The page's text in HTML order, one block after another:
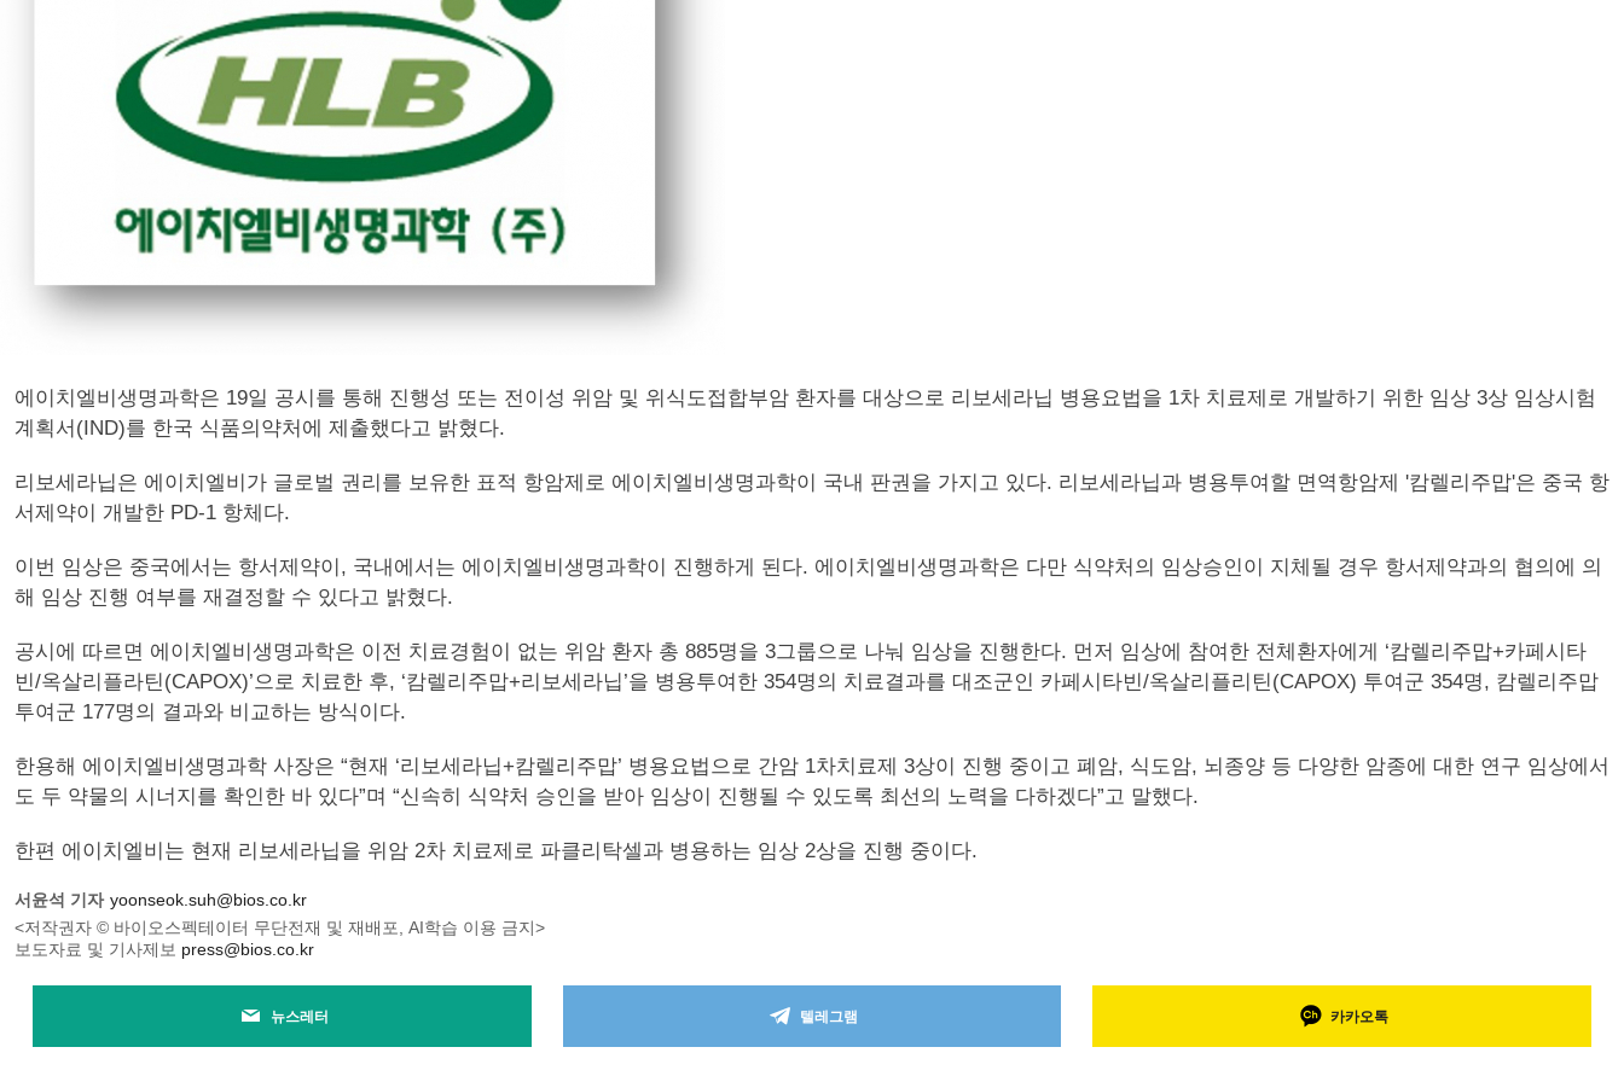
에이치엘비생명과학은 19일 공시를 통해 진행성 또는 전이성 위암 및 위식도접합부암 환자를 대상으로 리보세라닙 병용요법을 1차 치료제로 개발하기 위한 임상 3상 임상시험
계획서(IND)를 한국 식품의약처에 제출했다고 밝혔다.
리보세라닙은 에이치엘비가 글로벌 권리를 보유한 표적 항암제로 에이치엘비생명과학이 국내 판권을 가지고 있다. 리보세라닙과 병용투여할 면역항암제 '캄렐리주맙'은 중국 항
서제약이 개발한 PD-1 항체다.
이번 임상은 중국에서는 항서제약이, 국내에서는 에이치엘비생명과학이 진행하게 된다. 에이치엘비생명과학은 다만 식약처의 임상승인이 지체될 경우 항서제약과의 협의에 의
해 임상 진행 여부를 재결정할 수 있다고 밝혔다.
공시에 따르면 에이치엘비생명과학은 이전 치료경험이 없는 위암 환자 총 885명을 3그룹으로 나눠 임상을 진행한다. 먼저 임상에 참여한 전체환자에게 ‘캄렐리주맙+카페시타
빈/옥살리플라틴(CAPOX)’으로 치료한 후, ‘캄렐리주맙+리보세라닙’을 병용투여한 354명의 치료결과를 대조군인 카페시타빈/옥살리플리틴(CAPOX) 투여군 354명, 캄렐리주맙
투여군 177명의 결과와 비교하는 방식이다.
한용해 에이치엘비생명과학 사장은 “현재 ‘리보세라닙+캄렐리주맙’ 병용요법으로 간암 1차치료제 3상이 진행 중이고 폐암, 식도암, 뇌종양 등 다양한 암종에 대한 연구 임상에서
도 두 약물의 시너지를 확인한 바 있다”며 “신속히 식약처 승인을 받아 임상이 진행될 수 있도록 최선의 노력을 다하겠다”고 말했다.
한편 에이치엘비는 현재 리보세라닙을 위암 2차 치료제로 파클리탁셀과 병용하는 임상 2상을 진행 중이다.
서윤석 기자 yoonseok.suh@bios.co.kr
<저작권자 © 바이오스펙테이터 무단전재 및 재배포, AI학습 이용 금지>
보도자료 및 기사제보 press@bios.co.kr
뉴스레터 텔레그램 카카오톡